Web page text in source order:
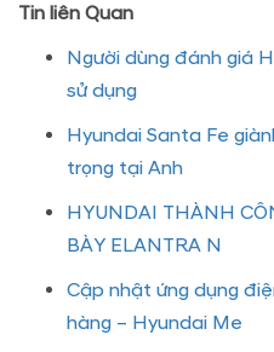
Tin liên Quan
Người dùng đánh giá
sử dụng
Hyundai Santa Fe
trọng tại Anh
HYUNDAI THÀNH
BÀY ELANTRA N
Cập nhật ứng dụng
hàng – Hyundai Me